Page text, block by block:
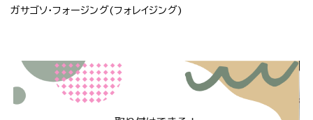
ガサゴソ・フォージング(フォレイジング)